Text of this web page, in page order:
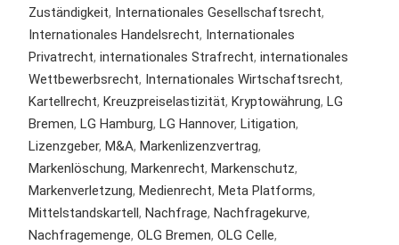
Zuständigkeit, Internationales Gesellschaftsrecht,
Internationales Handelsrecht, Internationales
Privatrecht, internationales Strafrecht, internationales
Wettbewerbsrecht, Internationales Wirtschaftsrecht,
Kartellrecht, Kreuzpreiselastizität, Kryptowährung, LG
Bremen, LG Hamburg, LG Hannover, Litigation,
Lizenzgeber, M&A, Markenlizenzvertrag,
Markenlöschung, Markenrecht, Markenschutz,
Markenverletzung, Medienrecht, Meta Platforms,
Mittelstandskartell, Nachfrage, Nachfragekurve,
Nachfragemenge, OLG Bremen, OLG Celle,